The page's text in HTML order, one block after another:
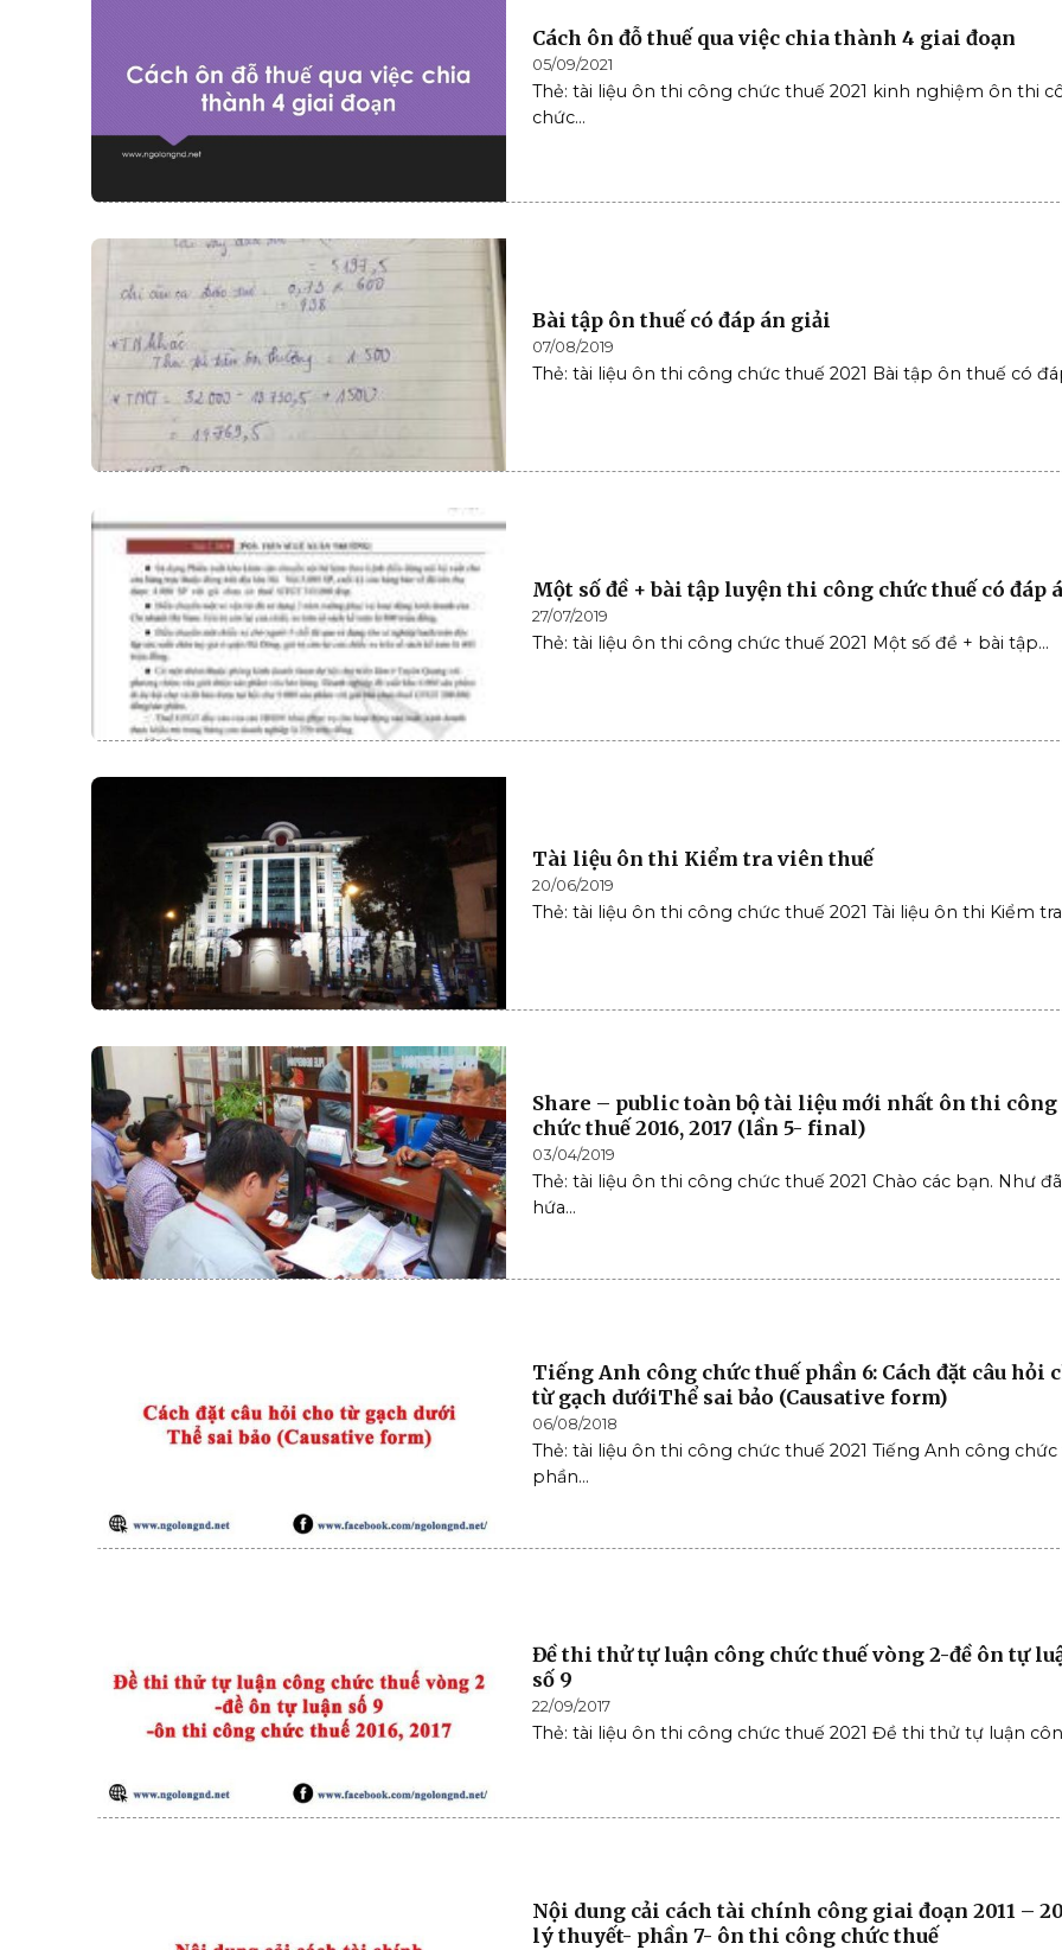
Cách ôn đỗ thuế qua việc chia thành 4 giai đoạn
05/09/2021
Thẻ: tài liệu ôn thi công chức thuế 2021 kinh nghiệm ôn thi
chức...
Bài tập ôn thuế có đáp án giải
07/08/2019
Thẻ: tài liệu ôn thi công chức thuế 2021 Bài tập ôn thuế có
Một số đề + bài tập luyện thi công chức thuế có đáp
27/07/2019
Thẻ: tài liệu ôn thi công chức thuế 2021 Một số đề + bài tập...
Tài liệu ôn thi Kiểm tra viên thuế
20/06/2019
Thẻ: tài liệu ôn thi công chức thuế 2021 Tài liệu ôn thi Kiểm
Share – public toàn bộ tài liệu mới nhất ôn thi công
chức thuế 2016, 2017 (lần 5- final)
03/04/2019
Thẻ: tài liệu ôn thi công chức thuế 2021 Chào các bạn. Như đã
hứa...
Tiếng Anh công chức thuế phần 6: Cách đặt câu hỏi
từ gạch dướiThể sai bảo (Causative form)
06/08/2018
Thẻ: tài liệu ôn thi công chức thuế 2021 Tiếng Anh công
phần...
Đề thi thử tự luận công chức thuế vòng 2-đề ôn tự
số 9
22/09/2017
Thẻ: tài liệu ôn thi công chức thuế 2021 Đề thi thử tự luận
Nội dung cải cách tài chính công giai đoạn 2011 –
lý thuyết- phần 7- ôn thi công chức thuế